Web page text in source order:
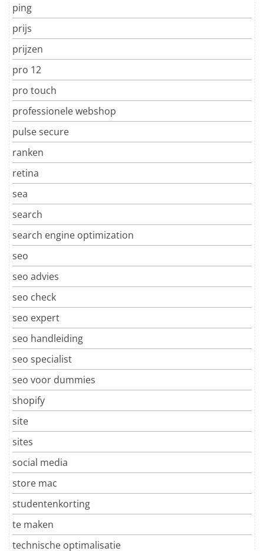
ping
prijs
prijzen
pro 12
pro touch
professionele webshop
pulse secure
ranken
retina
sea
search
search engine optimization
seo
seo advies
seo check
seo expert
seo handleiding
seo specialist
seo voor dummies
shopify
site
sites
social media
store mac
studentenkorting
te maken
technische optimalisatie